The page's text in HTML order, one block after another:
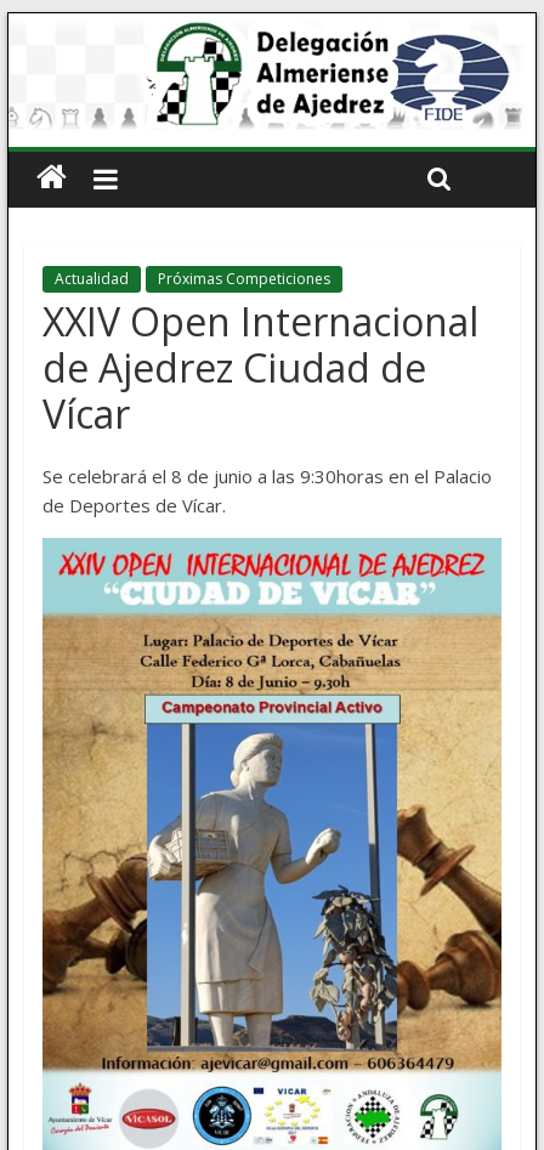
Actualidad Próximas Competiciones
XXIV Open Internacional
de Ajedrez Ciudad de
Vícar
Se celebrará el 8 de junio a las 9:30horas en el Palacio
de Deportes de Vícar.